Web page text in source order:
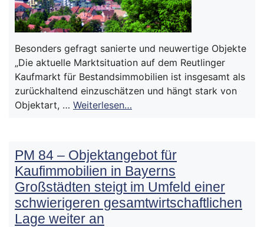
Besonders gefragt sanierte und neuwertige Objekte
„Die aktuelle Marktsituation auf dem Reutlinger
Kaufmarkt für Bestandsimmobilien ist insgesamt als
zurückhaltend einzuschätzen und hängt stark von
Objektart, … Weiterlesen…
PM 84 – Objektangebot für
Kaufimmobilien in Bayerns
Großstädten steigt im Umfeld einer
schwierigeren gesamtwirtschaftlichen
Lage weiter an